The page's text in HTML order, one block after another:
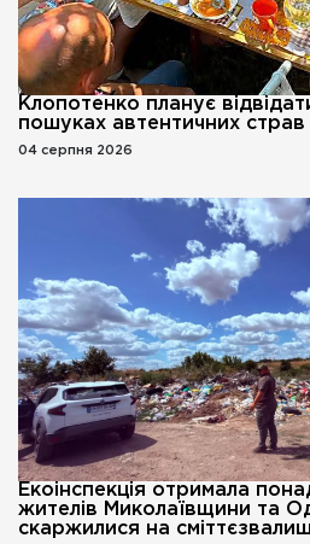
Клопотенко планує
пошуках автентичних страв
04 серпня 2026
Екоінспекція отримала
жителів Миколаївщини та
скаржилися на